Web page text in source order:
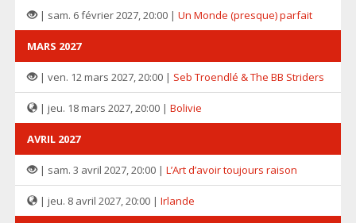
| sam. 6 février 2027, 20:00 | Un Monde (presque) parfait
MARS 2027
| ven. 12 mars 2027, 20:00 | Seb Troendlé & The BB Striders
| jeu. 18 mars 2027, 20:00 | Bolivie
AVRIL 2027
| sam. 3 avril 2027, 20:00 | L’Art d’avoir toujours raison
| jeu. 8 avril 2027, 20:00 | Irlande